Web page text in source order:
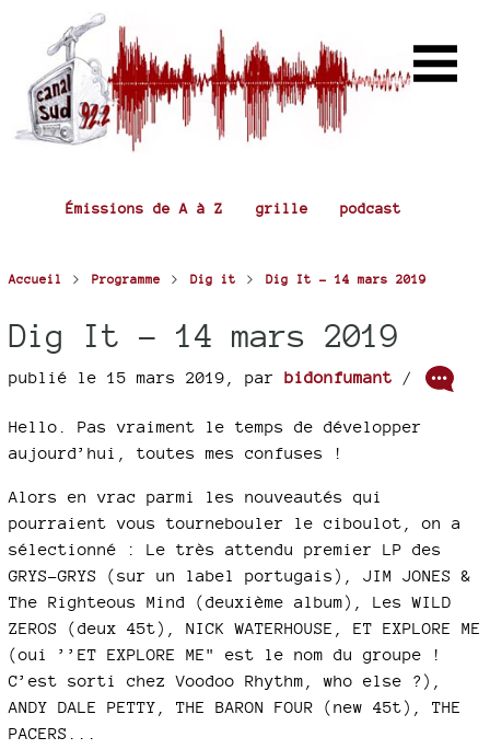
Émissions de A à Z grille podcast
Accueil > Programme > Dig it > Dig It - 14 mars 2019
Dig It - 14 mars 2019
publié le 15 mars 2019 par bidonfumant /
Hello. Pas vraiment le temps de développer
aujourd’hui, toutes mes confuses !
Alors en vrac parmi les nouveautés qui
pourraient vous tournebouler le ciboulot, on a
sélectionné : Le très attendu premier LP des
GRYS-GRYS (sur un label portugais), JIM JONES &
The Righteous Mind (deuxième album), Les WILD
ZEROS (deux 45t), NICK WATERHOUSE, ET EXPLORE ME
(oui ’’ET EXPLORE ME" est le nom du groupe !
C’est sorti chez Voodoo Rhythm, who else ?),
ANDY DALE PETTY, THE BARON FOUR (new 45t), THE
PACERS...